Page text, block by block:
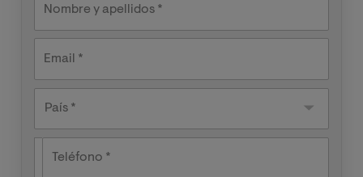
Nombre y apellidos
Email
País *
Teléfono